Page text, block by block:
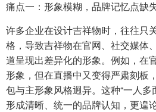
痛点一：形象模糊，品牌记忆点缺失
许多企业在设计吉祥物时，往往只
格，导致吉祥物在官网、社交媒体
道呈现出差异化的形象。例如，在
形象，但在直播中又变得严肃刻板
包与主形象风格迥异。这种“一人多
形成清晰、统一的品牌认知，更遑